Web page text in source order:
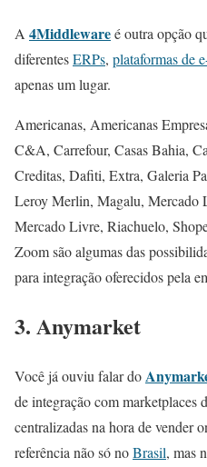
A 4Middlewareé outra opção
diferentesERPs, plataformas de
apenas um lugar.
Americanas, Americanas
C&A, Carrefour, Casas Bahia,
Creditas, Dafiti, Extra, Galeria
Leroy Merlin, Magalu, Mercado
Mercado Livre, Riachuelo,
Zoom são algumas das
para integração oferecidos pela
3. Anymarket
Você já ouviu falar do
de integração com marketplaces
centralizadas na hora de vender
referência não só noBrasil, mas